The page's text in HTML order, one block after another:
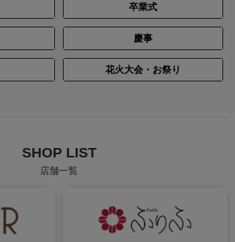
身長：160cm 身長：155cm
卒業式
慶事
花火大会・お祭り
SHOP LIST
店舗一覧